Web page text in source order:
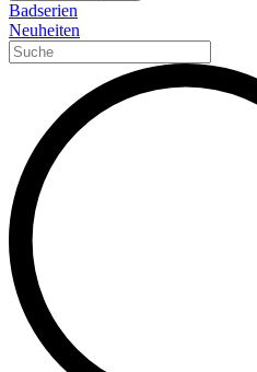
Badserien
Neuheiten